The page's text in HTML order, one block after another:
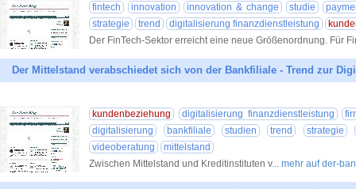
fintech innovation innovation & change studie
strategie
trend digitalisierung finanzdienstleistung
Der FinTech-Sektor erreicht eine neue Größenordnung. Für
Der Mittelstand verabschiedet sich von der Bankfiliale - Trend zur
kundenbeziehung digitalisierung finanzdienstleistung
digitalisierung
bankfiliale studien trend
strategie
videoberatung
mittelstand
Zwischen Mittelstand und Kreditinstituten v... mehr auf der-